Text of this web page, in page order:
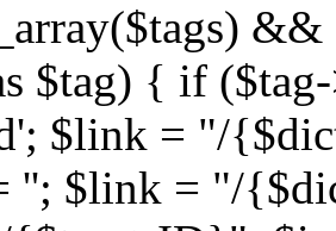
&&
$tag) { if
$link = "/
''; $link = "/